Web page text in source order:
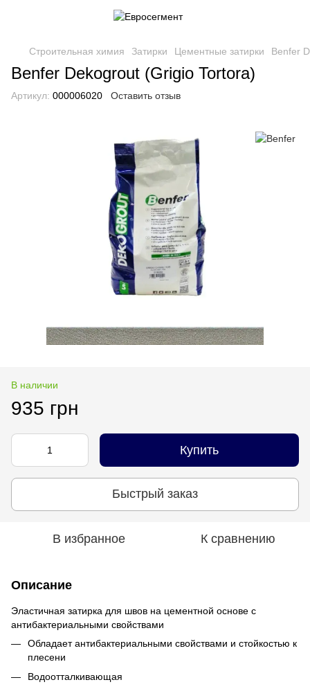
Строительная химия Затирки Цементные затирки Benfer
Benfer Dekogrout (Grigio Tortora)
Артикул: 000006020 Оставить отзыв
В наличии
935 грн
Купить
Быстрый заказ
В избранное К сравнению
Описание
Эластичная затирка для швов на цементной основе с
антибактериальными свойствами
Обладает антибактериальными свойствами и стойкостью к
плесени
Водоотталкивающая